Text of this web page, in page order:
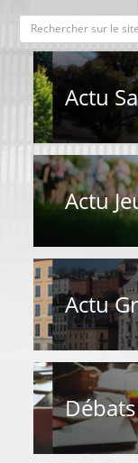
Actu
Actu
Actu